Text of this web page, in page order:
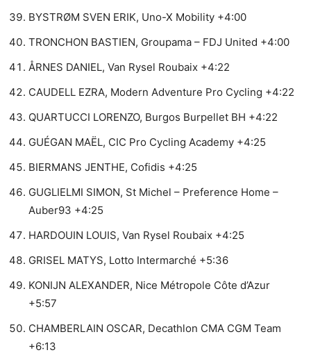
BYSTRØM SVEN ERIK, Uno-X Mobility +4:00
TRONCHON BASTIEN, Groupama – FDJ United +4:00
ÅRNES DANIEL, Van Rysel Roubaix +4:22
CAUDELL EZRA, Modern Adventure Pro Cycling +4:22
QUARTUCCI LORENZO, Burgos Burpellet BH +4:22
GUÉGAN MAËL, CIC Pro Cycling Academy +4:25
BIERMANS JENTHE, Cofidis +4:25
GUGLIELMI SIMON, St Michel – Preference Home –
Auber93 +4:25
HARDOUIN LOUIS, Van Rysel Roubaix +4:25
GRISEL MATYS, Lotto Intermarché +5:36
KONIJN ALEXANDER, Nice Métropole Côte d’Azur
+5:57
CHAMBERLAIN OSCAR, Decathlon CMA CGM Team
+6:13